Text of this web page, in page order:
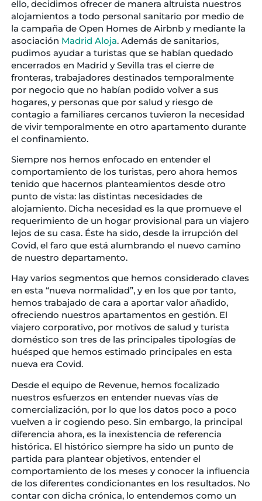
ello, decidimos ofrecer de manera altruista nuestros
alojamientos a todo personal sanitario por medio de
la campaña de Open Homes de Airbnb y mediante la
asociación Madrid Aloja. Además de sanitarios,
pudimos ayudar a turistas que se habían quedado
encerrados en Madrid y Sevilla tras el cierre de
fronteras, trabajadores destinados temporalmente
por negocio que no habían podido volver a sus
hogares, y personas que por salud y riesgo de
contagio a familiares cercanos tuvieron la necesidad
de vivir temporalmente en otro apartamento durante
el confinamiento.
Siempre nos hemos enfocado en entender el
comportamiento de los turistas, pero ahora hemos
tenido que hacernos planteamientos desde otro
punto de vista: las distintas necesidades de
alojamiento. Dicha necesidad es la que promueve el
requerimiento de un hogar provisional para un viajero
lejos de su casa. Éste ha sido, desde la irrupción del
Covid, el faro que está alumbrando el nuevo camino
de nuestro departamento.
Hay varios segmentos que hemos considerado claves
en esta “nueva normalidad”, y en los que por tanto,
hemos trabajado de cara a aportar valor añadido,
ofreciendo nuestros apartamentos en gestión. El
viajero corporativo, por motivos de salud y turista
doméstico son tres de las principales tipologías de
huésped que hemos estimado principales en esta
nueva era Covid.
Desde el equipo de Revenue, hemos focalizado
nuestros esfuerzos en entender nuevas vías de
comercialización, por lo que los datos poco a poco
vuelven a ir cogiendo peso. Sin embargo, la principal
diferencia ahora, es la inexistencia de referencia
histórica. El histórico siempre ha sido un punto de
partida para plantear objetivos, entender el
comportamiento de los meses y conocer la influencia
de los diferentes condicionantes en los resultados. No
contar con dicha crónica, lo entendemos como un